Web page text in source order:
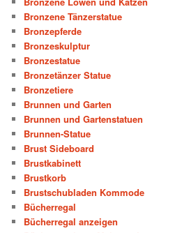
Bronzene Tänzerstatue
Bronzepferde
Bronzeskulptur
Bronzestatue
Bronzetänzer Statue
Bronzetiere
Brunnen und Garten
Brunnen und Gartenstatuen
Brunnen-Statue
Brust Sideboard
Brustkabinett
Brustkorb
Brustschubladen Kommode
Bücherregal
Bücherregal anzeigen